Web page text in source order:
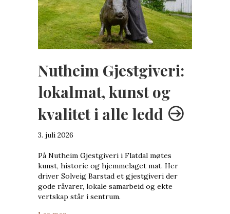
Nutheim Gjestgiveri:
lokalmat, kunst og
kvalitet i alle ledd
3. juli 2026
På Nutheim Gjestgiveri i Flatdal møtes
kunst, historie og hjemmelaget mat. Her
driver Solveig Barstad et gjestgiveri der
gode råvarer, lokale samarbeid og ekte
vertskap står i sentrum.